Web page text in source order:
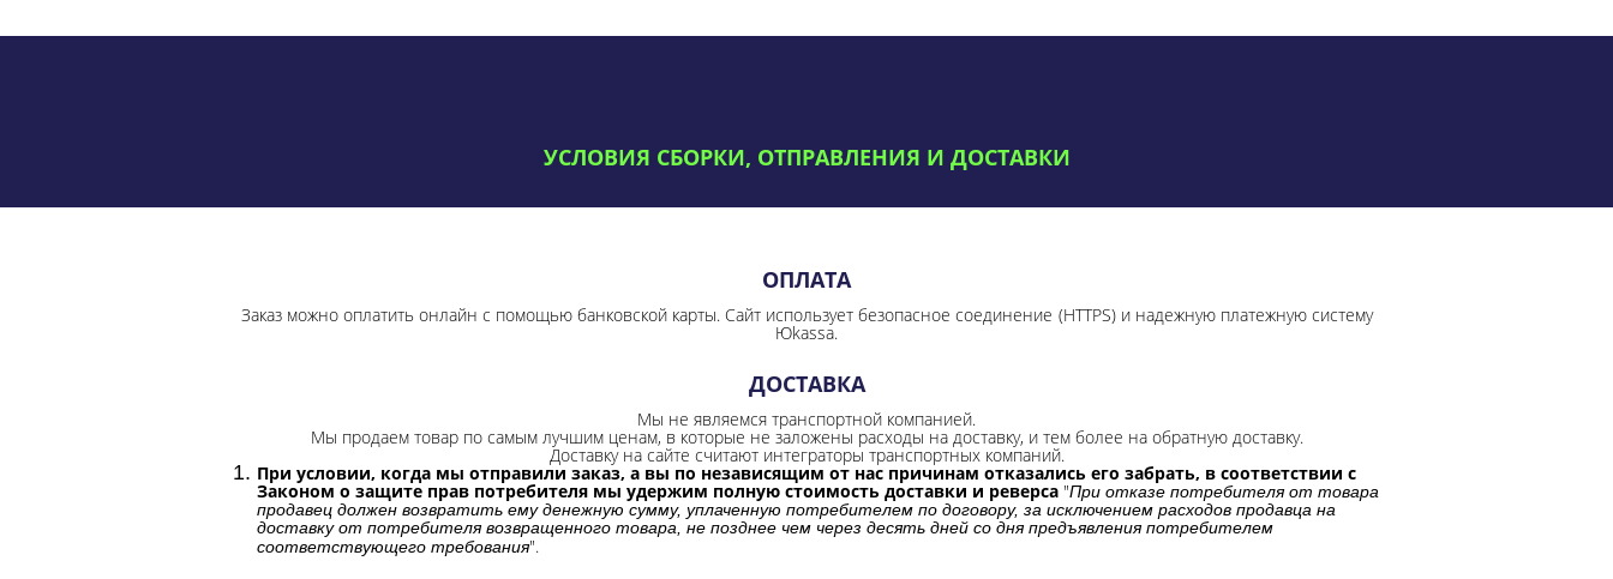
УСЛОВИЯ СБОРКИ, ОТПРАВЛЕНИЯ И ДОСТАВКИ
ОПЛАТА
Заказ можно оплатить онлайн с помощью банковской карты. Сайт использует безопасное соединение (HTTPS) и надежную платежную систему
Юkassa.
ДОСТАВКА
Мы не являемся транспортной компанией.
Мы продаем товар по самым лучшим ценам, в которые не заложены расходы на доставку, и тем более на обратную доставку.
Доставку на сайте считают интеграторы транспортных компаний.
При условии, когда мы отправили заказ, а вы по независящим от нас причинам отказались его забрать, в соответствии с
Законом о защите прав потребителя мы удержим полную стоимость доставки и реверса "При отказе потребителя от товара
продавец должен возвратить ему денежную сумму, уплаченную потребителем по договору, за исключением расходов продавца на
доставку от потребителя возвращенного товара, не позднее чем через десять дней со дня предъявления потребителем
соответствующего требования".